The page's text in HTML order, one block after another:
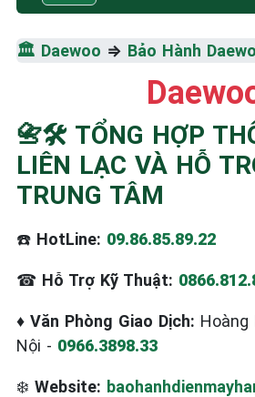
Thiểu
☎️
🏛️ Daewoo ⇒ Bảo Hành
📇🛠️ TỔNG HỢP
LIÊN LẠC VÀ HỖ
TRUNG TÂM
☎️ HotLine: 09.86.85.89.22
☎ Hỗ Trợ Kỹ Thuật:
♦ Văn Phòng Giao Dịch: Hoàng
Nội - 0966.3898.33
❄️ Website: